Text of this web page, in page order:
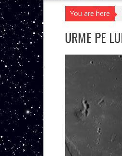
You are here
URME PE